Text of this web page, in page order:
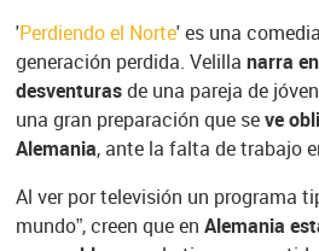
'Perdiendo el Norte' es una
generación perdida. Velilla narra
desventurasde una pareja de
una gran preparación que seve
Alemania, ante la falta de trabajo
Al ver por televisión un programa
mundo”, creen que en Alemania